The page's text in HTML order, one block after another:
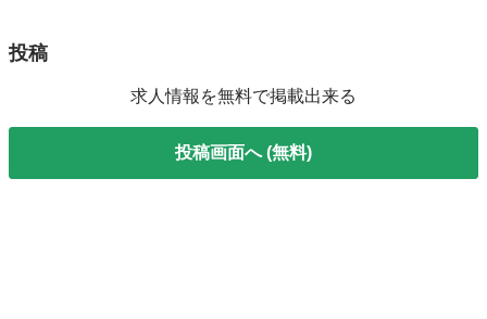
投稿
求人情報を無料で掲載出来る
投稿画面へ (無料)